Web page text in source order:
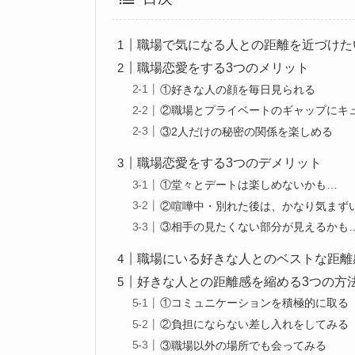
職場で気になる人との距離を近づけた
職場恋愛をする3つのメリット
①好きな人の顔を毎日見られる
②職場とプライベートのギャップにキ
③2人だけの秘密の関係を楽しめる
職場恋愛をする3つのデメリット
①堂々とデートは楽しめないかも…
②喧嘩中・別れた後は、かなり気まず
③相手の見たくない部分が見えるかも…
職場にいる好きな人とのベストな距離
好きな人との距離感を縮める3つの方
①コミュニケーションを積極的に取る
②負担にならない差し入れをしてみる
③職場以外の場所でも会ってみる